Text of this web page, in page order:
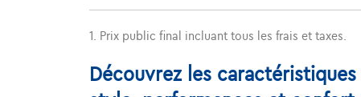
1. Prix public final incluant tous les frais et taxes.
Découvrez les